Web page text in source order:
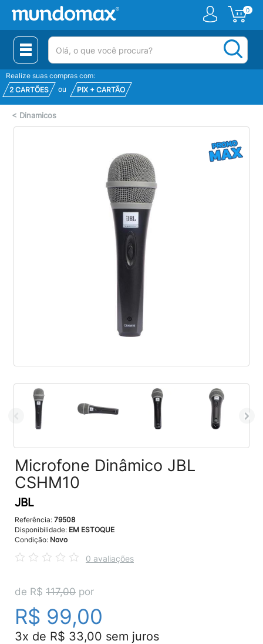
0
(pesquisar)
Realize suas compras com:
2 CARTÕES
ou PIX + CARTÃO
< Dinamicos
Microfone Dinâmico JBL
CSHM10
JBL
Referência: 79508
Disponibilidade: EM ESTOQUE
Condição: Novo
0 avaliações
de R$ 117,00 por
R$ 99,00
3x de R$ 33,00 sem juros